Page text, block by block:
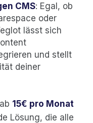
CMS: Egal, ob
oder
lässt sich
und stellt
deiner
15€ pro Monat
Lösung, die alle